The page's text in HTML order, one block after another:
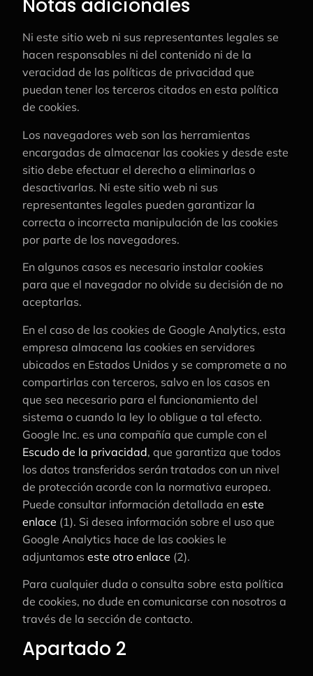
Notas adicionales
Ni este sitio web ni sus representantes legales se
hacen responsables ni del contenido ni de la
veracidad de las políticas de privacidad que
puedan tener los terceros citados en esta política
de cookies.
Los navegadores web son las herramientas
encargadas de almacenar las cookies y desde este
sitio debe efectuar el derecho a eliminarlas o
desactivarlas. Ni este sitio web ni sus
representantes legales pueden garantizar la
correcta o incorrecta manipulación de las cookies
por parte de los navegadores.
En algunos casos es necesario instalar cookies
para que el navegador no olvide su decisión de no
aceptarlas.
En el caso de las cookies de Google Analytics, esta
empresa almacena las cookies en servidores
ubicados en Estados Unidos y se compromete a no
compartirlas con terceros, salvo en los casos en
que sea necesario para el funcionamiento del
sistema o cuando la ley lo obligue a tal efecto.
Google Inc. es una compañía que cumple con el
Escudo de la privacidad, que garantiza que todos
los datos transferidos serán tratados con un nivel
de protección acorde con la normativa europea.
Puede consultar información detallada en este
enlace (1). Si desea información sobre el uso que
Google Analytics hace de las cookies le
adjuntamos este otro enlace (2).
Para cualquier duda o consulta sobre esta política
de cookies, no dude en comunicarse con nosotros a
través de la sección de contacto.
Apartado 2